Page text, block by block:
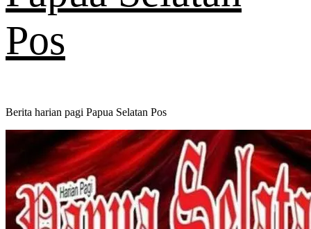
Pos
Berita harian pagi Papua Selatan Pos
Primary